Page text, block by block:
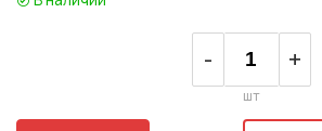
- +
шт